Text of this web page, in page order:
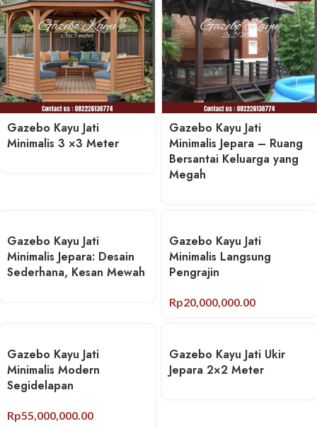
Gazebo Kayu Jati
Minimalis 3 ×3 Meter
Gazebo Kayu Jati
Minimalis Jepara – Ruang
Bersantai Keluarga yang
Megah
Gazebo Kayu Jati
Minimalis Jepara: Desain
Sederhana, Kesan Mewah
Gazebo Kayu Jati
Minimalis Langsung
Pengrajin
Rp20,000,000.00
Gazebo Kayu Jati
Minimalis Modern
Segidelapan
Rp55,000,000.00
Gazebo Kayu Jati Ukir
Jepara 2×2 Meter